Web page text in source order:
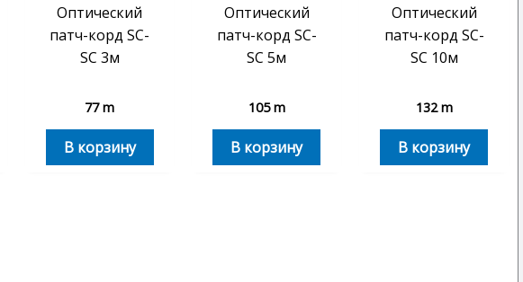
Оптический
патч-корд SC-
SC 3м
77m
В корзину
Оптический
патч-корд SC-
SC 5м
105m
В корзину
Оптический
патч-корд SC-
SC 10м
132m
В корзину